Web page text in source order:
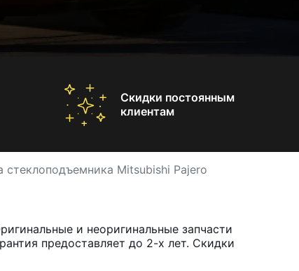
Скидки постоянным
клиентам
стеклоподъемника Mitsubishi Pajero
и неоригинальные запчасти
предоставляет до 2-х лет. Скидки